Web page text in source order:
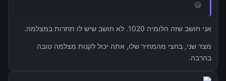
😃
אני חושב שזה הלומיה 1020. לא חושב שיש לו תחרות במצלמה.
מצד שני, בחצי מהמחיר שלו, אתה יכול לקנות מצלמה טובה
בהרבה.